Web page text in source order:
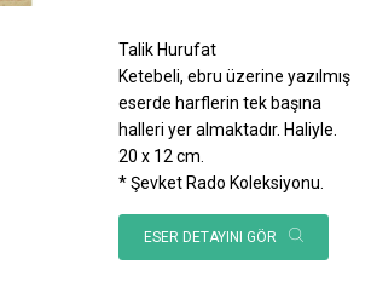
Talik Hurufat
Ketebeli, ebru üzerine yazılmış
eserde harflerin tek başına
halleri yer almaktadır. Haliyle.
20 x 12 cm.
* Şevket Rado Koleksiyonu.
ESER DETAYINI GÖR